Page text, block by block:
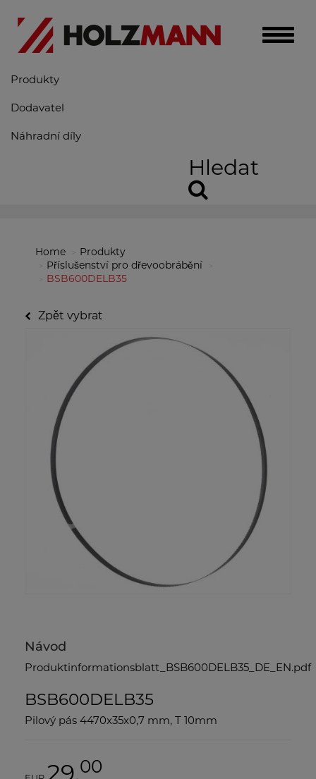
Toggle
Produkty
Dodavatel
Náhradní díly
Hledat
Home
Produkty
Příslušenství pro dřevoobrábění
BSB600DELB35
Zpět vybrat
Návod
Produktinformationsblatt_BSB600DELB35_DE_EN.pdf
BSB600DELB35
Pilový pás 4470x35x0,7 mm, T 10mm
29,00